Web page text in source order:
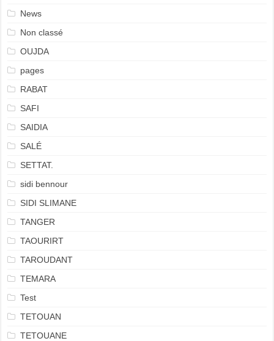
News
Non classé
OUJDA
pages
RABAT
SAFI
SAIDIA
SALÉ
SETTAT.
sidi bennour
SIDI SLIMANE
TANGER
TAOURIRT
TAROUDANT
TEMARA
Test
TETOUAN
TETOUANE